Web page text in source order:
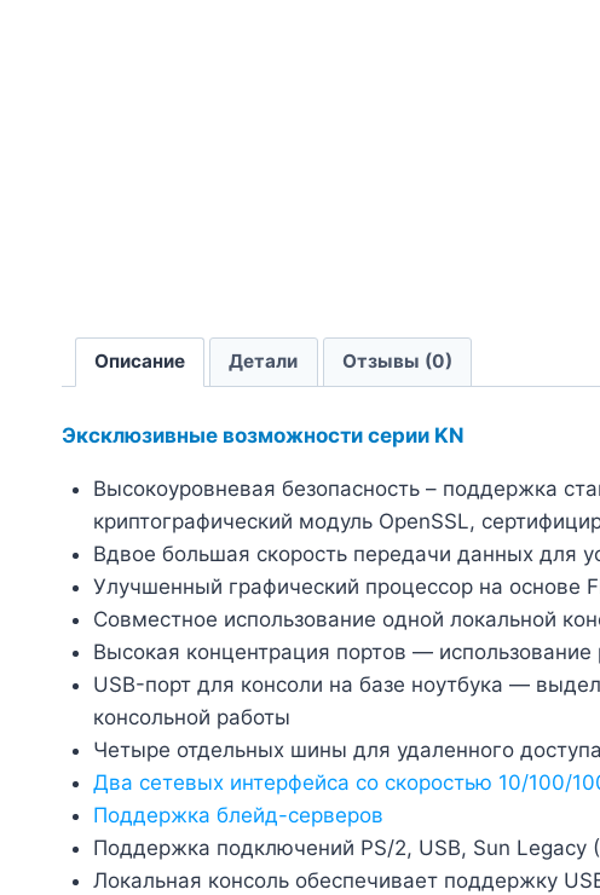
Описание Детали Отзывы (0)
Эксклюзивные возможности серии KN
Высокоуровневая безопасность – поддержка
криптографический модуль OpenSSL,
Вдвое большая скорость передачи данных для
Улучшенный графический процессор на основе
Совместное использование одной локальной
Высокая концентрация портов —
USB-порт для консоли на базе ноутбука —
консольной работы
Четыре отдельных шины для удаленного
Два сетевых интерфейса со скоростью 10/100/
Поддержка блейд-серверов
Поддержка подключений PS/2, USB, Sun Legacy
Локальная консоль обеспечивает поддержку